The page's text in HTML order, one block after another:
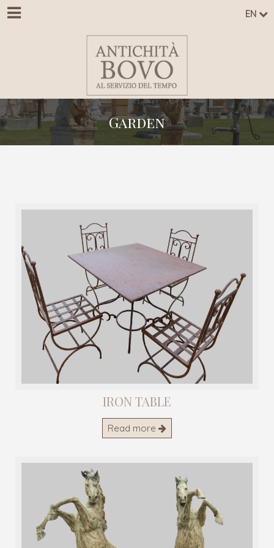
EN
Garden
IRON TABLE
Read more